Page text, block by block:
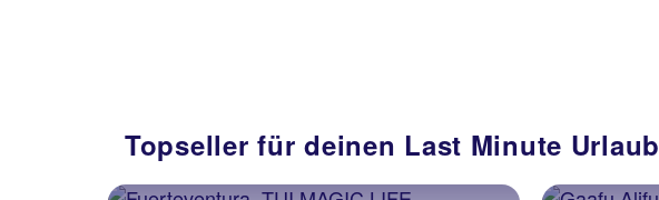
Topseller für deinen Last Minute Urlaub